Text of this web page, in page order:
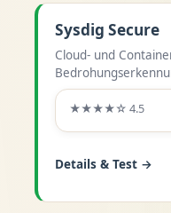
Sysdig Secure
Cloud- und
★★★★☆ 4.5
Details & Test →